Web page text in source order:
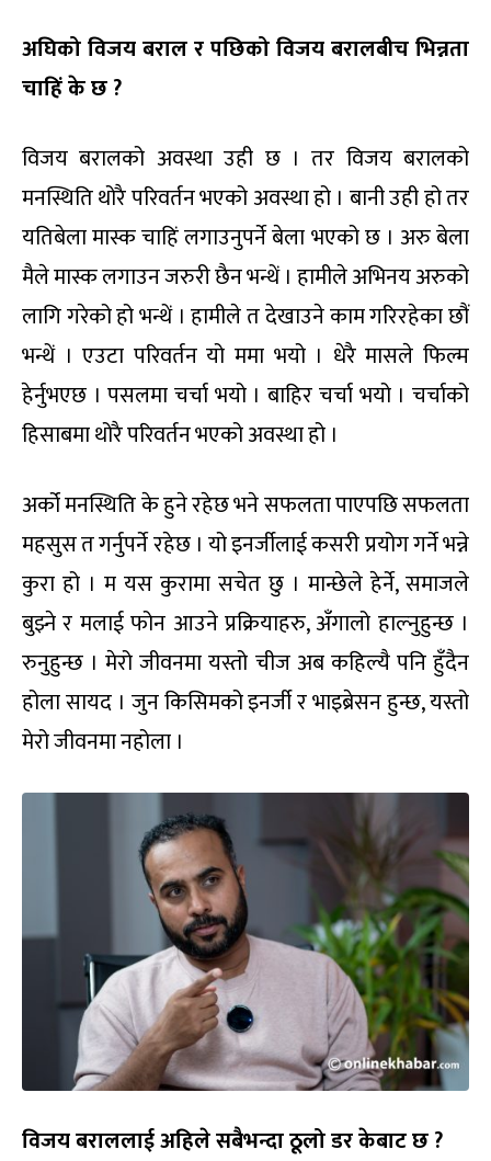
अघिको विजय बराल र पछिको विजय बरालबीच भिन्नता
चाहिके छ ?
विजय बरालको अवस्था उही छ । तर विजय बरालको
मनस्थिति थोरै परिवर्तन भएको अवस्था हो । बानी उही हो तर
यतिबेला मास्क चाहिं लगाउनुपर्ने बेला भएको छ । अरु बेला
मैले मास्क लगाउन जरुरी छैन भन्थें । हामीले अभिनय अरुको
लागि गरेको हो भन्थें । हामीले त देखाउने काम गरिरहेका छौं
भन्थें । एउटा परिवर्तन यो ममा भयो । धेरै मासले फिल्म
हेर्नुभएछ । पसलमा चर्चा भयो । बाहिर चर्चा भयो । चर्चाको
हिसाबमा थोरै परिवर्तन भएको अवस्था हो ।
अर्को मनस्थिति के हुने रहेछ भने सफलता पाएपछि सफलता
महसुस त गर्नुपर्ने रहेछ । यो इनर्जीलाई कसरी प्रयोग गर्ने भन्ने
कुरा हो । म यस कुरामा सचेत छु । मान्छेले हेर्ने, समाजले
बुझ्ने र मलाई फोन आउने प्रक्रियाहरु, अँगालो हाल्नुहुन्छ ।
रुनुहुन्छ । मेरो जीवनमा यस्तो चीज अब कहिल्यै पनि हुँदैन
होला सायद । जुन किसिमको इनर्जी र भाइब्रेसन हुन्छ, यस्तो
मेरो जीवनमा नहोला ।
विजय बराललाई अहिले सबैभन्दा ठूलो डर केबाट छ ?